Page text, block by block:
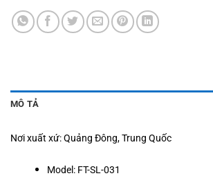
MÔ TẢ
Nơi xuất xứ:Quảng Đông, Trung Quốc
Model: FT-SL-031